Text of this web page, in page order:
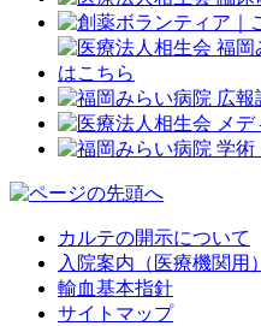
カルテの開示について
入院案内（医療機関用）
輸血基本指針
サイトマップ